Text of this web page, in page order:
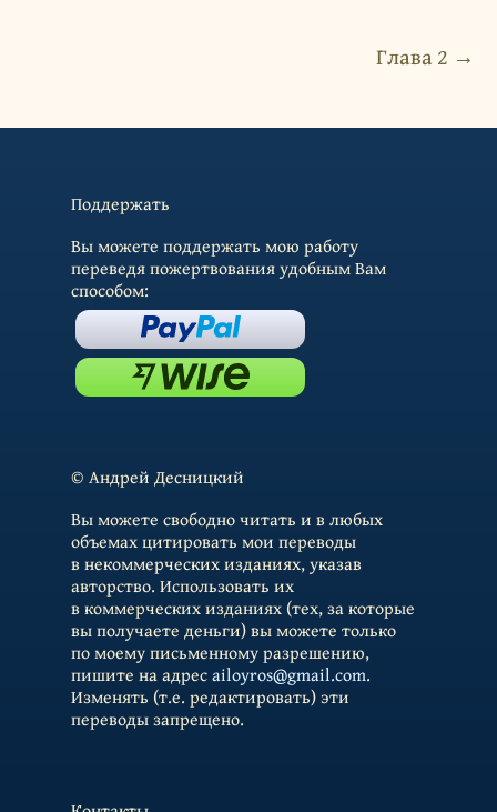
Глава 2 →
Поддержать
Вы можете поддержать мою работу
переведя пожертвования удобным Вам
способом:
© Андрей Десницкий
Вы можете свободно читать и в любых
объемах цитировать мои переводы
в некоммерческих изданиях, указав
авторство. Использовать их
в коммерческих изданиях (тех, за которые
вы получаете деньги) вы можете только
по моему письменному разрешению,
пишите на адресailoyros@gmail.com.
Изменять (т.е. редактировать) эти
переводы запрещено.